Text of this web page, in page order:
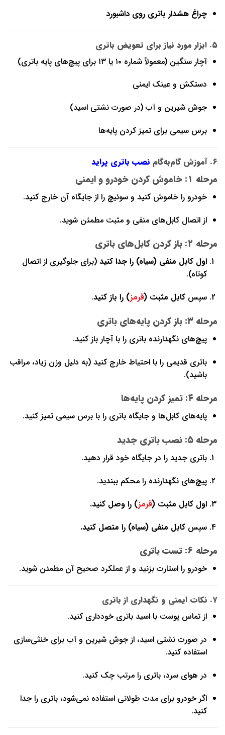
چراغ هشدار باتری روی داشبورد
۵. ابزار مورد نیاز برای تعویض باتری
آچار سنگین (معمولاً شماره ۱۰ یا ۱۳ برای پیچ‌های پایه باتری)
دستکش و عینک ایمنی
جوش شیرین و آب (در صورت نشتی اسید)
برس سیمی برای تمیز کردن پایه‌ها
۶. آموزش گام‌به‌گام نصب باتری پراید
مرحله ۱: خاموش کردن خودرو و ایمنی
خودرو را خاموش کنید و سوئیچ را از جایگاه آن خارج کنید.
از اتصال کابل‌های منفی و مثبت مطمئن شوید.
مرحله ۲: باز کردن کابل‌های باتری
اول کابل منفی (سیاه) را جدا کنید(برای جلوگیری از اتصال
کوتاه).
سپس کابل مثبت (قرمز) را باز کنید.
مرحله ۳: باز کردن پایه‌های باتری
پیچ‌های نگهدارنده باتری را با آچار باز کنید.
باتری قدیمی را با احتیاط خارج کنید (به دلیل وزن زیاد، مراقب
باشید).
مرحله ۴: تمیز کردن پایه‌ها
پایه‌های کابل‌ها و جایگاه باتری را با برس سیمی تمیز کنید.
مرحله ۵: نصب باتری جدید
باتری جدید را در جایگاه خود قرار دهید.
پیچ‌های نگهدارنده را محکم ببندید.
اول کابل مثبت (قرمز) را وصل کنید.
سپس کابل منفی (سیاه) را متصل کنید.
مرحله ۶: تست باتری
خودرو را استارت بزنید و از عملکرد صحیح آن مطمئن شوید.
۷. نکات ایمنی و نگهداری از باتری
از تماس پوست با اسید باتری خودداری کنید.
در صورت نشتی اسید، از جوش شیرین و آب برای خنثی‌سازی
استفاده کنید.
در هوای سرد، باتری را مرتب چک کنید.
اگر خودرو برای مدت طولانی استفاده نمی‌شود، باتری را جدا
کنید.